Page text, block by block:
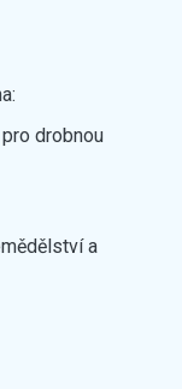
drobnou
a